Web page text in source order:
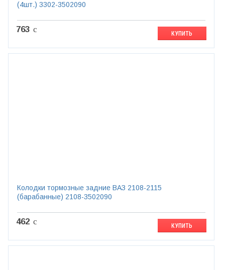
(4шт.) 3302-3502090
763 c КУПИТЬ
Колодки тормозные задние ВАЗ 2108-2115
(барабанные) 2108-3502090
462 c КУПИТЬ